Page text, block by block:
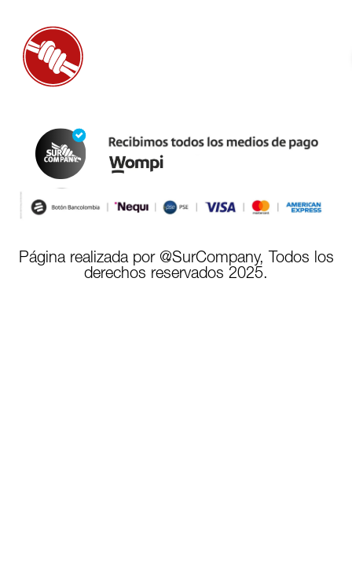
Página realizada por @SurCompany, Todos los
derechos reservados 2025.